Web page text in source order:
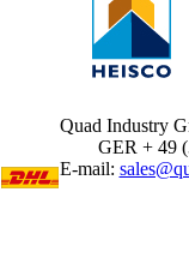
Quad Industry
GER + 49
E-mail: